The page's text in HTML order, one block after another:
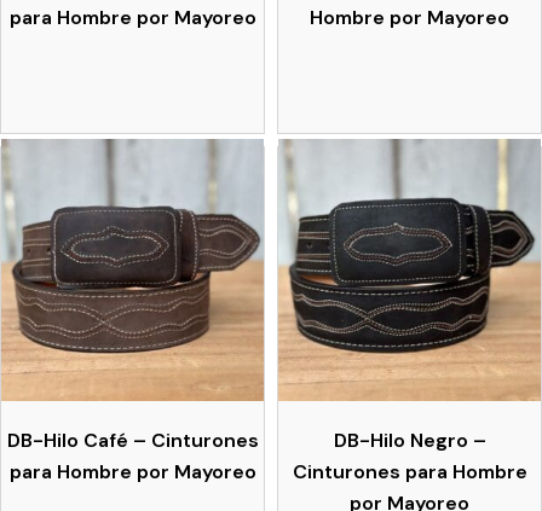
para Hombre por Mayoreo
Hombre por Mayoreo
DB-Hilo Café – Cinturones
para Hombre por Mayoreo
DB-Hilo Negro –
Cinturones para Hombre
por Mayoreo